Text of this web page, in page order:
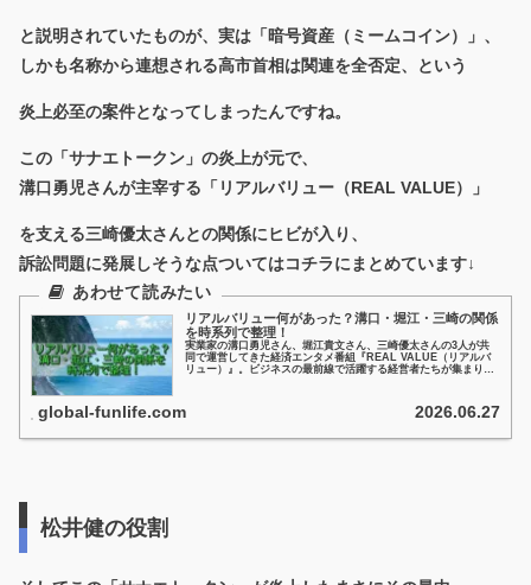
と説明されていたものが、実は「暗号資産（ミームコイン）」、
しかも名称から連想される高市首相は関連を全否定、という
炎上必至の案件となってしまったんですね。
この「サナエトークン」の炎上が元で、
溝口勇児さんが主宰する「リアルバリュー（REAL VALUE）」
を支える三崎優太さんとの関係にヒビが入り、
訴訟問題に発展しそうな点ついてはコチラにまとめています↓
リアルバリュー何があった？溝口・堀江・三崎の関係
を時系列で整理！
実業家の溝口勇児さん、堀江貴文さん、三崎優太さんの3人が共
同で運営してきた経済エンタメ番組『REAL VALUE（リアルバ
リュー）』。ビジネスの最前線で活躍する経営者たちが集まり、
global-funlife.com 2026.06.27
松井健の役割